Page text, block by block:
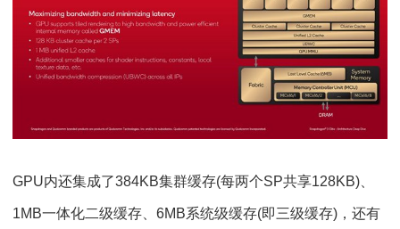
GPU内还集成了384KB集群缓存(每两个SP共享128KB)、
1MB一体化二级缓存、6MB系统级缓存(即三级缓存)，还有